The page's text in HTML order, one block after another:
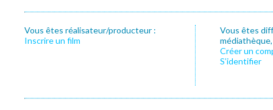
Vous êtes réalisateur/producteur :
Inscrire un film
Vous êtes
Créer un
S’identifier